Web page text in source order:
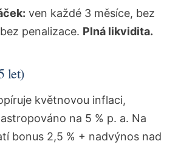
ven každé 3 měsíce, bez
penalizace. Plná likvidita.
let)
květnovou inflaci,
na 5 % p. a. Na
bonus 2,5 % + nadvýnos nad